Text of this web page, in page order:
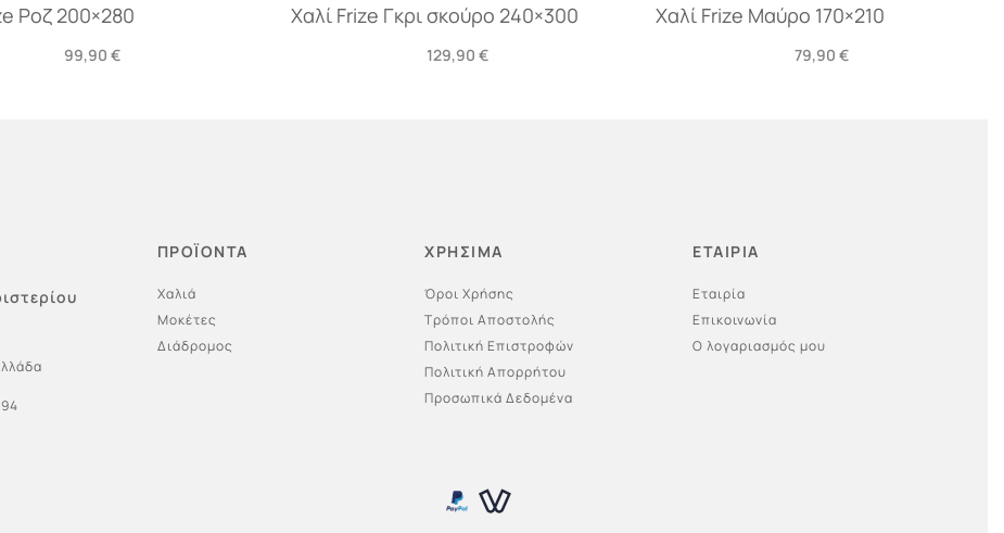
Ροζ 200×280
99,90 €
Χαλί Frize Γκρι σκούρο 240×300
129,90 €
Χαλί Frize Μαύρο 170×210
79,90 €
ΠΡΟΪΟΝΤΑ
Χαλιά
Μοκέτες
Διάδρομος
ΧΡΗΣΙΜΑ
Όροι Χρήσης
Τρόποι Αποστολής
Πολιτική Επιστροφών
Πολιτική Απορρήτου
Προσωπικά Δεδομένα
ΕΤΑΙΡΙΑ
Εταιρία
Επικοινωνία
Ο λογαριασμός μου